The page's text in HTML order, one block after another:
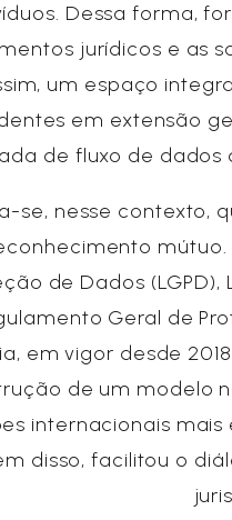
Dessa forma,
jurídicos e as
um espaço
em extensão
de fluxo de
se, nesse contexto,
de Dados (LGPD),
Geral de
em vigor desde
de um modelo
internacionais
disso, facilitou o